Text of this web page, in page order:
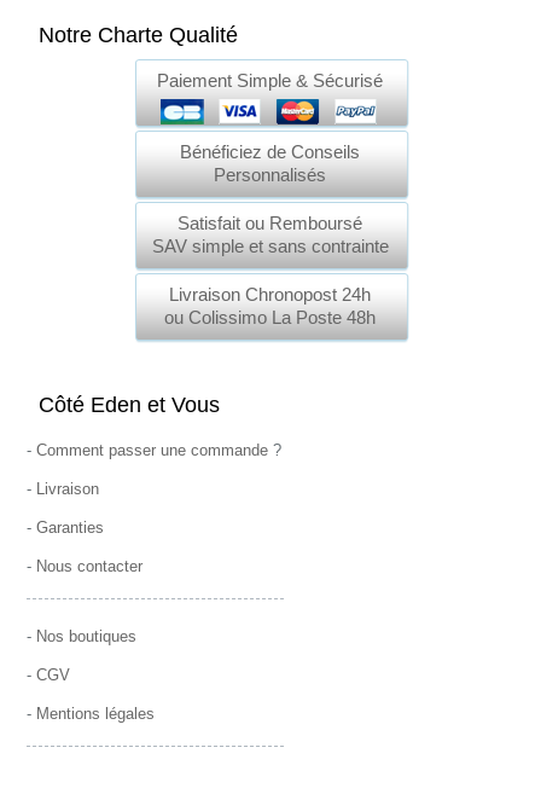
Notre Charte Qualité
Paiement Simple & Sécurisé
Bénéficiez de Conseils
Personnalisés
Satisfait ou Remboursé
SAV simple et sans contrainte
Livraison Chronopost 24h
ou Colissimo La Poste 48h
Côté Eden et Vous
-Comment passer une commande ?
- Livraison
-Garanties
- Nous contacter
- Nos boutiques
-CGV
- Mentions légales